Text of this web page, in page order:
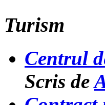
Turism
Centrul
Scris de